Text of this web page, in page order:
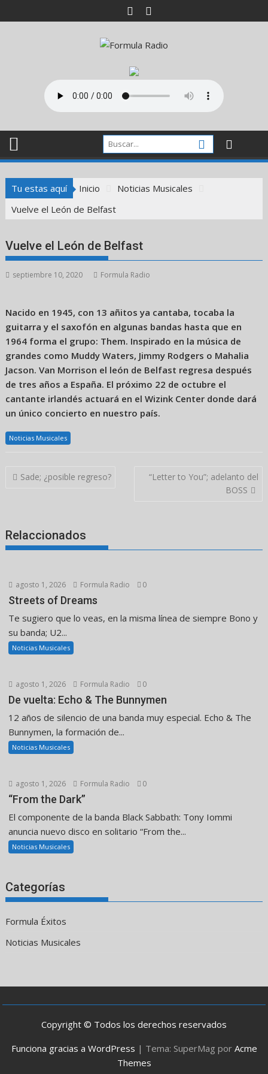
al
Tu estas aquí Inicio
Noticias Musicales
Vuelve el León de Belfast
Vuelve el León de Belfast
septiembre 10, 2020 Formula Radio
Nacido en 1945, con 13 añitos ya cantaba, tocaba la
guitarra y el saxofón en algunas bandas hasta que en
1964 forma el grupo: Them. Inspirado en la música de
grandes como Muddy Waters, Jimmy Rodgers o Mahalia
Jacson. Van Morrison el león de Belfast regresa después
de tres años a España. El próximo 22 de octubre el
cantante irlandés actuará en el Wizink Center donde dará
un único concierto en nuestro país.
Noticias Musicales
Navegación
Sade; ¿posible regreso?
“Letter to You”; adelanto del
BOSS
Relaccionados
agosto 1, 2026 Formula Radio 0
Streets of Dreams
Te sugiero que lo veas, en la misma línea de siempre Bono y
su banda; U2...
Noticias Musicales
agosto 1, 2026 Formula Radio 0
De vuelta: Echo & The Bunnymen
12 años de silencio de una banda muy especial. Echo & The
Bunnymen, la formación de...
Noticias Musicales
agosto 1, 2026 Formula Radio 0
“From the Dark”
El componente de la banda Black Sabbath: Tony Iommi
anuncia nuevo disco en solitario “From the...
Noticias Musicales
Categorías
Formula Éxitos
Noticias Musicales
Copyright © Todos los derechos reservados
Funciona gracias a WordPress | Tema: SuperMag por Acme
Themes